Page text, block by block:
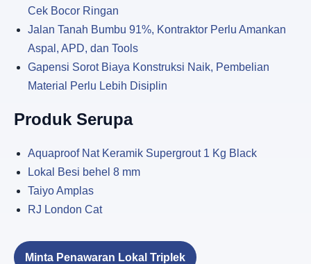
Cek Bocor Ringan
Jalan Tanah Bumbu 91%, Kontraktor Perlu Amankan
Aspal, APD, dan Tools
Gapensi Sorot Biaya Konstruksi Naik, Pembelian
Material Perlu Lebih Disiplin
Produk Serupa
Aquaproof Nat Keramik Supergrout 1 Kg Black
Lokal Besi behel 8 mm
Taiyo Amplas
RJ London Cat
Minta Penawaran Lokal Triplek